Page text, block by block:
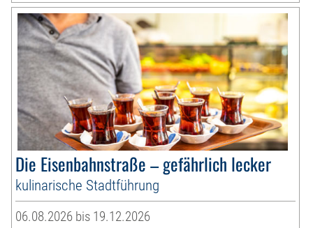
Die Eisenbahnstraße – gefährlich lecker
kulinarische Stadtführung
06.08.2026 bis 19.12.2026